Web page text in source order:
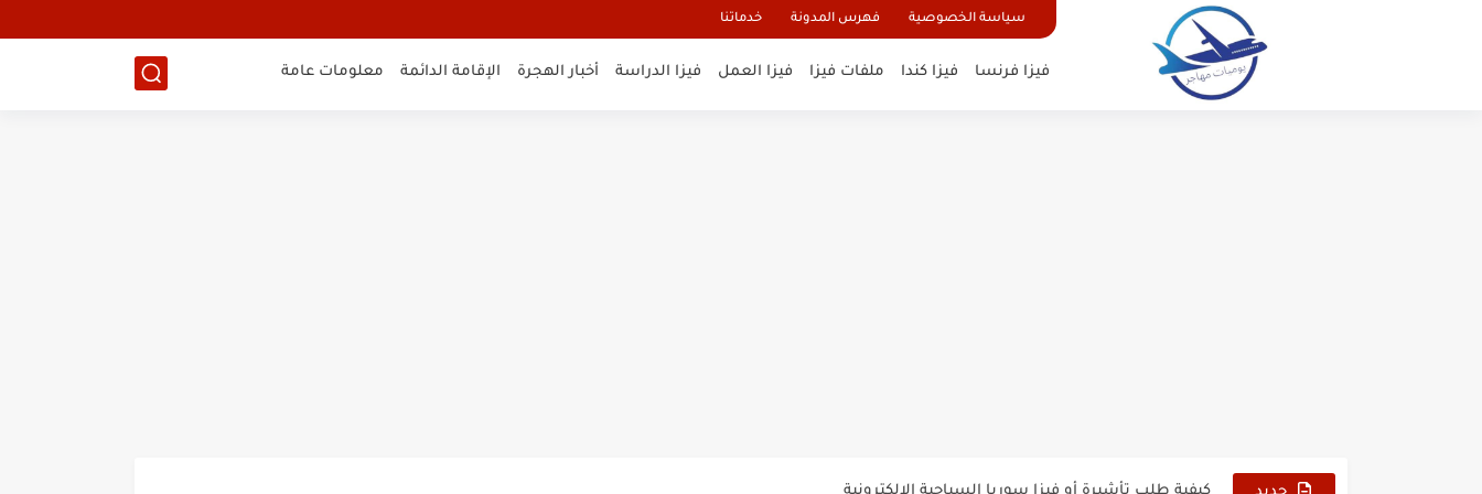
سياسة الخصوصية فهرس المدونة خدماتنا
فيزا فرنسا فيزا كندا ملفات فيزا فيزا العمل فيزا الدراسة أخبار الهجرة الإقامة الدائمة معلومات عامة